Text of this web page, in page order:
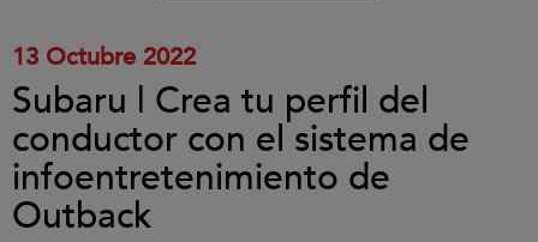
13 Octubre 2022
Subaru | Crea tu perfil del
conductor con el sistema de
infoentretenimiento de
Outback